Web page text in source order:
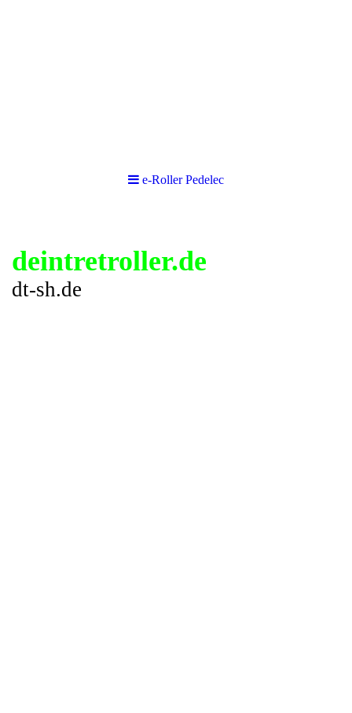
e-Roller Pedelec
deintretroller.de
dt-sh.de